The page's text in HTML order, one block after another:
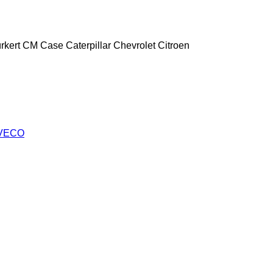
CM Case Caterpillar Chevrolet Citroen